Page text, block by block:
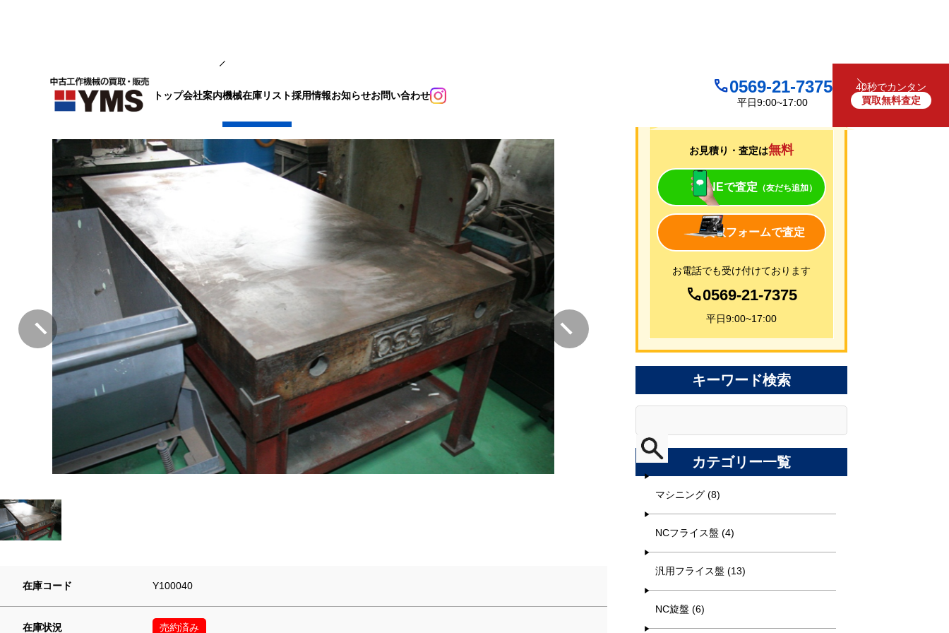
トップ会社案内機械在庫リスト採用情報お知らせお問い合わせ 0569-21-7375
平日9:00~17:00
40秒でカンタン
買取無料査定
在庫コード Y100040
在庫状況 売約済み
買取について
お見積り・査定は無料
LINEで査定 （友だち追加）
買取フォームで査定
お電話でも受け付けております
0569-21-7375
平日9:00~17:00
キーワード検索
カテゴリー一覧
マシニング (8)
NCフライス盤 (4)
汎用フライス盤 (13)
NC旋盤 (6)